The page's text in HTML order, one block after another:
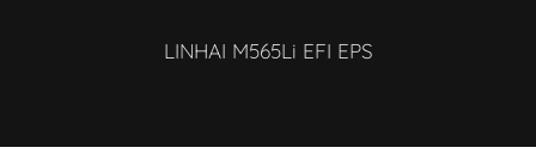
LINHAI M565Li EFI EPS